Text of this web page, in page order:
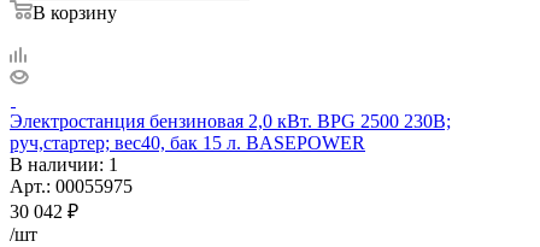
В корзину
Электростанция бензиновая 2,0 кВт. BPG 2500 230В;
руч,стартер; вес40, бак 15 л. BASEPOWER
В наличии: 1
Арт.: 00055975
30 042 ₽
/шт